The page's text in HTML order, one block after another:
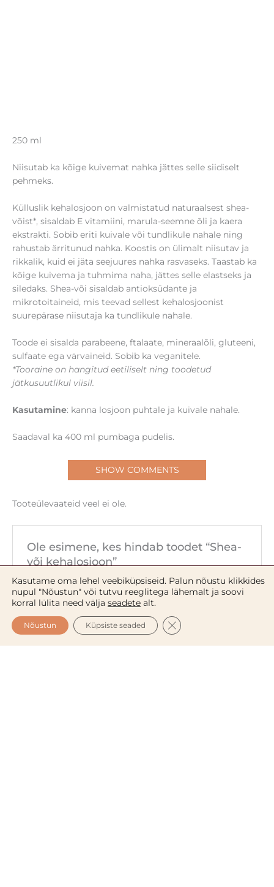
250 ml
Niisutab ka kõige kuivemat nahka jättes selle siidiselt
pehmeks.
Külluslik kehalosjoon on valmistatud naturaalsest shea-
võist*, sisaldab E vitamiini, marula-seemne õli ja kaera
ekstrakti. Sobib eriti kuivale või tundlikule nahale ning
rahustab ärritunud nahka. Koostis on ülimalt niisutav ja
rikkalik, kuid ei jäta seejuures nahka rasvaseks. Taastab ka
kõige kuivema ja tuhmima naha, jättes selle elastseks ja
siledaks. Shea-või sisaldab antioksüdante ja
mikrotoitaineid, mis teevad sellest kehalosjoonist
suurepärase niisutaja ka tundlikule nahale.
Toode ei sisalda parabeene, ftalaate, mineraalõli, gluteeni,
sulfaate ega värvaineid. Sobib ka veganitele.
*Tooraine on hangitud eetiliselt ning toodetud
jätkusuutlikul viisil.
Kasutamine: kanna losjoon puhtale ja kuivale nahale.
Saadaval ka 400 ml pumbaga pudelis.
SHOW COMMENTS
Tooteülevaateid veel ei ole.
Ole esimene, kes hindab toodet “Shea-
või kehalosjoon”
Sinu e-postiaadressi ei avaldata.
Nõutavad väljad
on tähistatud*-ga
Sinu hinnang*
Sinu arvustus*
Kasutame oma lehel veebiküpsiseid. Palun nõustu klikkides
nupul "Nõustun" või tutvu reeglitega lähemalt ja soovi
korral lülita need välja seadete alt.
Nõustun Küpsiste seaded CLOSE GDPR COOKIE